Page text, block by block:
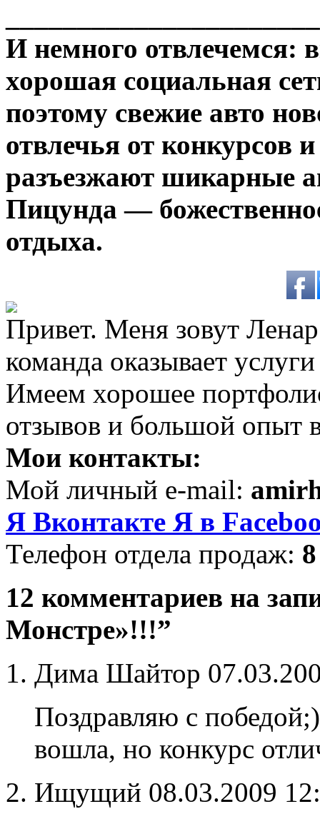
И немного отвлечемся:
хорошая социальная
поэтому свежие авто
отвлечья от конкурсов
разъезжают шикарные
Пицунда —
отдыха.
Привет. Меня зовут
команда оказывает
Имеем хорошее
отзывов и большой опыт
Мои контакты:
Мой личный e-mail:
Я Вконтакте Я в
Телефон отдела продаж:
12 комментариев на
Монстре»!!!”
Дима Шайтор
Поздравляю с
вошла, но конкурс
Ищущий 08.03.2009